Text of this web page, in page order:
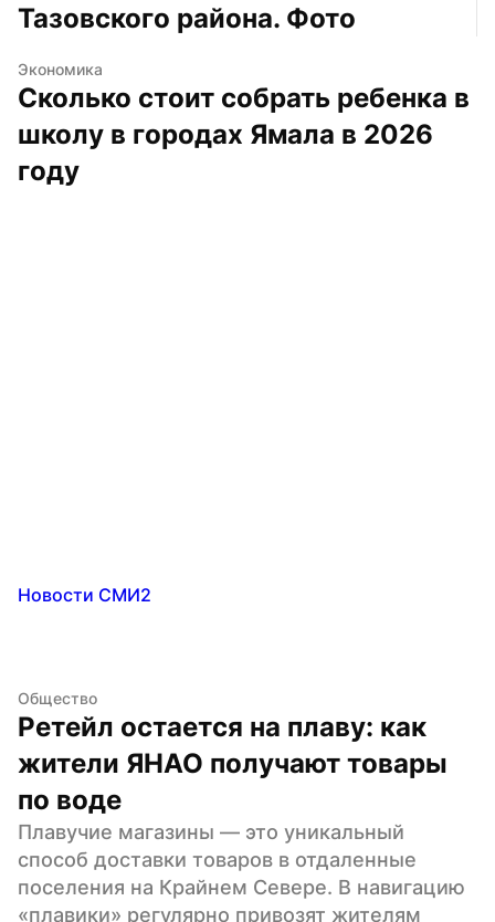
Тазовского района. Фото
Экономика
Сколько стоит собрать ребенка в
школу в городах Ямала в 2026
году
Новости СМИ2
Общество
Ретейл остается на плаву: как
жители ЯНАО получают товары
по воде
Плавучие магазины — это уникальный
способ доставки товаров в отдаленные
поселения на Крайнем Севере. В навигацию
«плавики» регулярно привозят жителям